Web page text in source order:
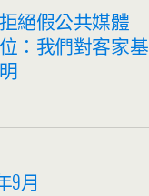
絕假公共媒體
：我們對客家基
9月